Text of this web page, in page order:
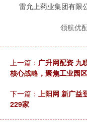
雷允上药业集团有限
领航优
上一篇： 广升网配资 九
核心战略，聚焦工业园
下一篇： 上阳网 新广
229家